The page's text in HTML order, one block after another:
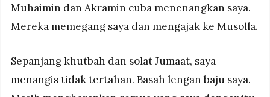
Muhaimin dan Akramin cuba menenangkan saya.
Mereka memegang saya dan mengajak ke Musolla.
Sepanjang khutbah dan solat Jumaat, saya
menangis tidak tertahan. Basah lengan baju saya.